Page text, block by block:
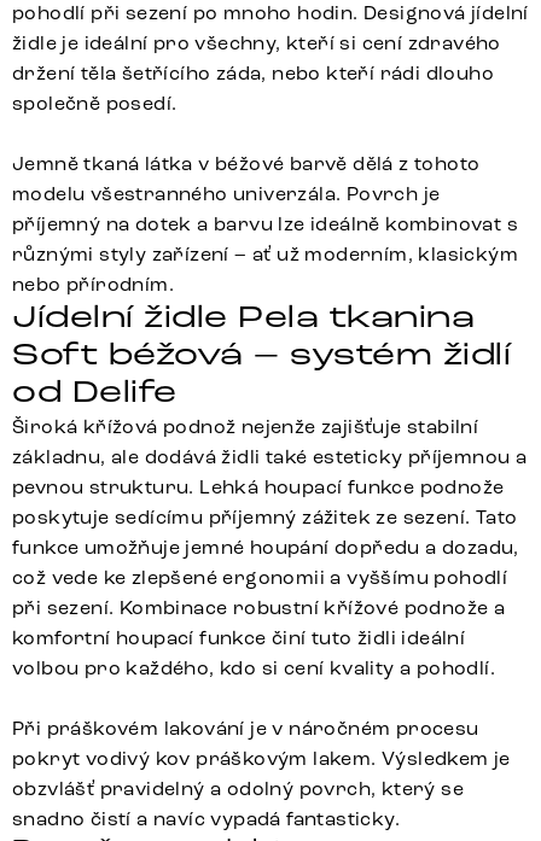
pohodlí při sezení po mnoho hodin. Designová jídelní
židle je ideální pro všechny, kteří si cení zdravého
držení těla šetřícího záda, nebo kteří rádi dlouho
společně posedí.
Jemně tkaná látka v béžové barvě dělá z tohoto
modelu všestranného univerzála. Povrch je
příjemný na dotek a barvu lze ideálně kombinovat s
různými styly zařízení – ať už moderním, klasickým
nebo přírodním.
Jídelní židle Pela tkanina
Soft béžová – systém židlí
od Delife
Široká křížová podnož nejenže zajišťuje stabilní
základnu, ale dodává židli také esteticky příjemnou a
pevnou strukturu. Lehká houpací funkce podnože
poskytuje sedícímu příjemný zážitek ze sezení. Tato
funkce umožňuje jemné houpání dopředu a dozadu,
což vede ke zlepšené ergonomii a vyššímu pohodlí
při sezení. Kombinace robustní křížové podnože a
komfortní houpací funkce činí tuto židli ideální
volbou pro každého, kdo si cení kvality a pohodlí.
Při práškovém lakování je v náročném procesu
pokryt vodivý kov práškovým lakem. Výsledkem je
obzvlášť pravidelný a odolný povrch, který se
snadno čistí a navíc vypadá fantasticky.